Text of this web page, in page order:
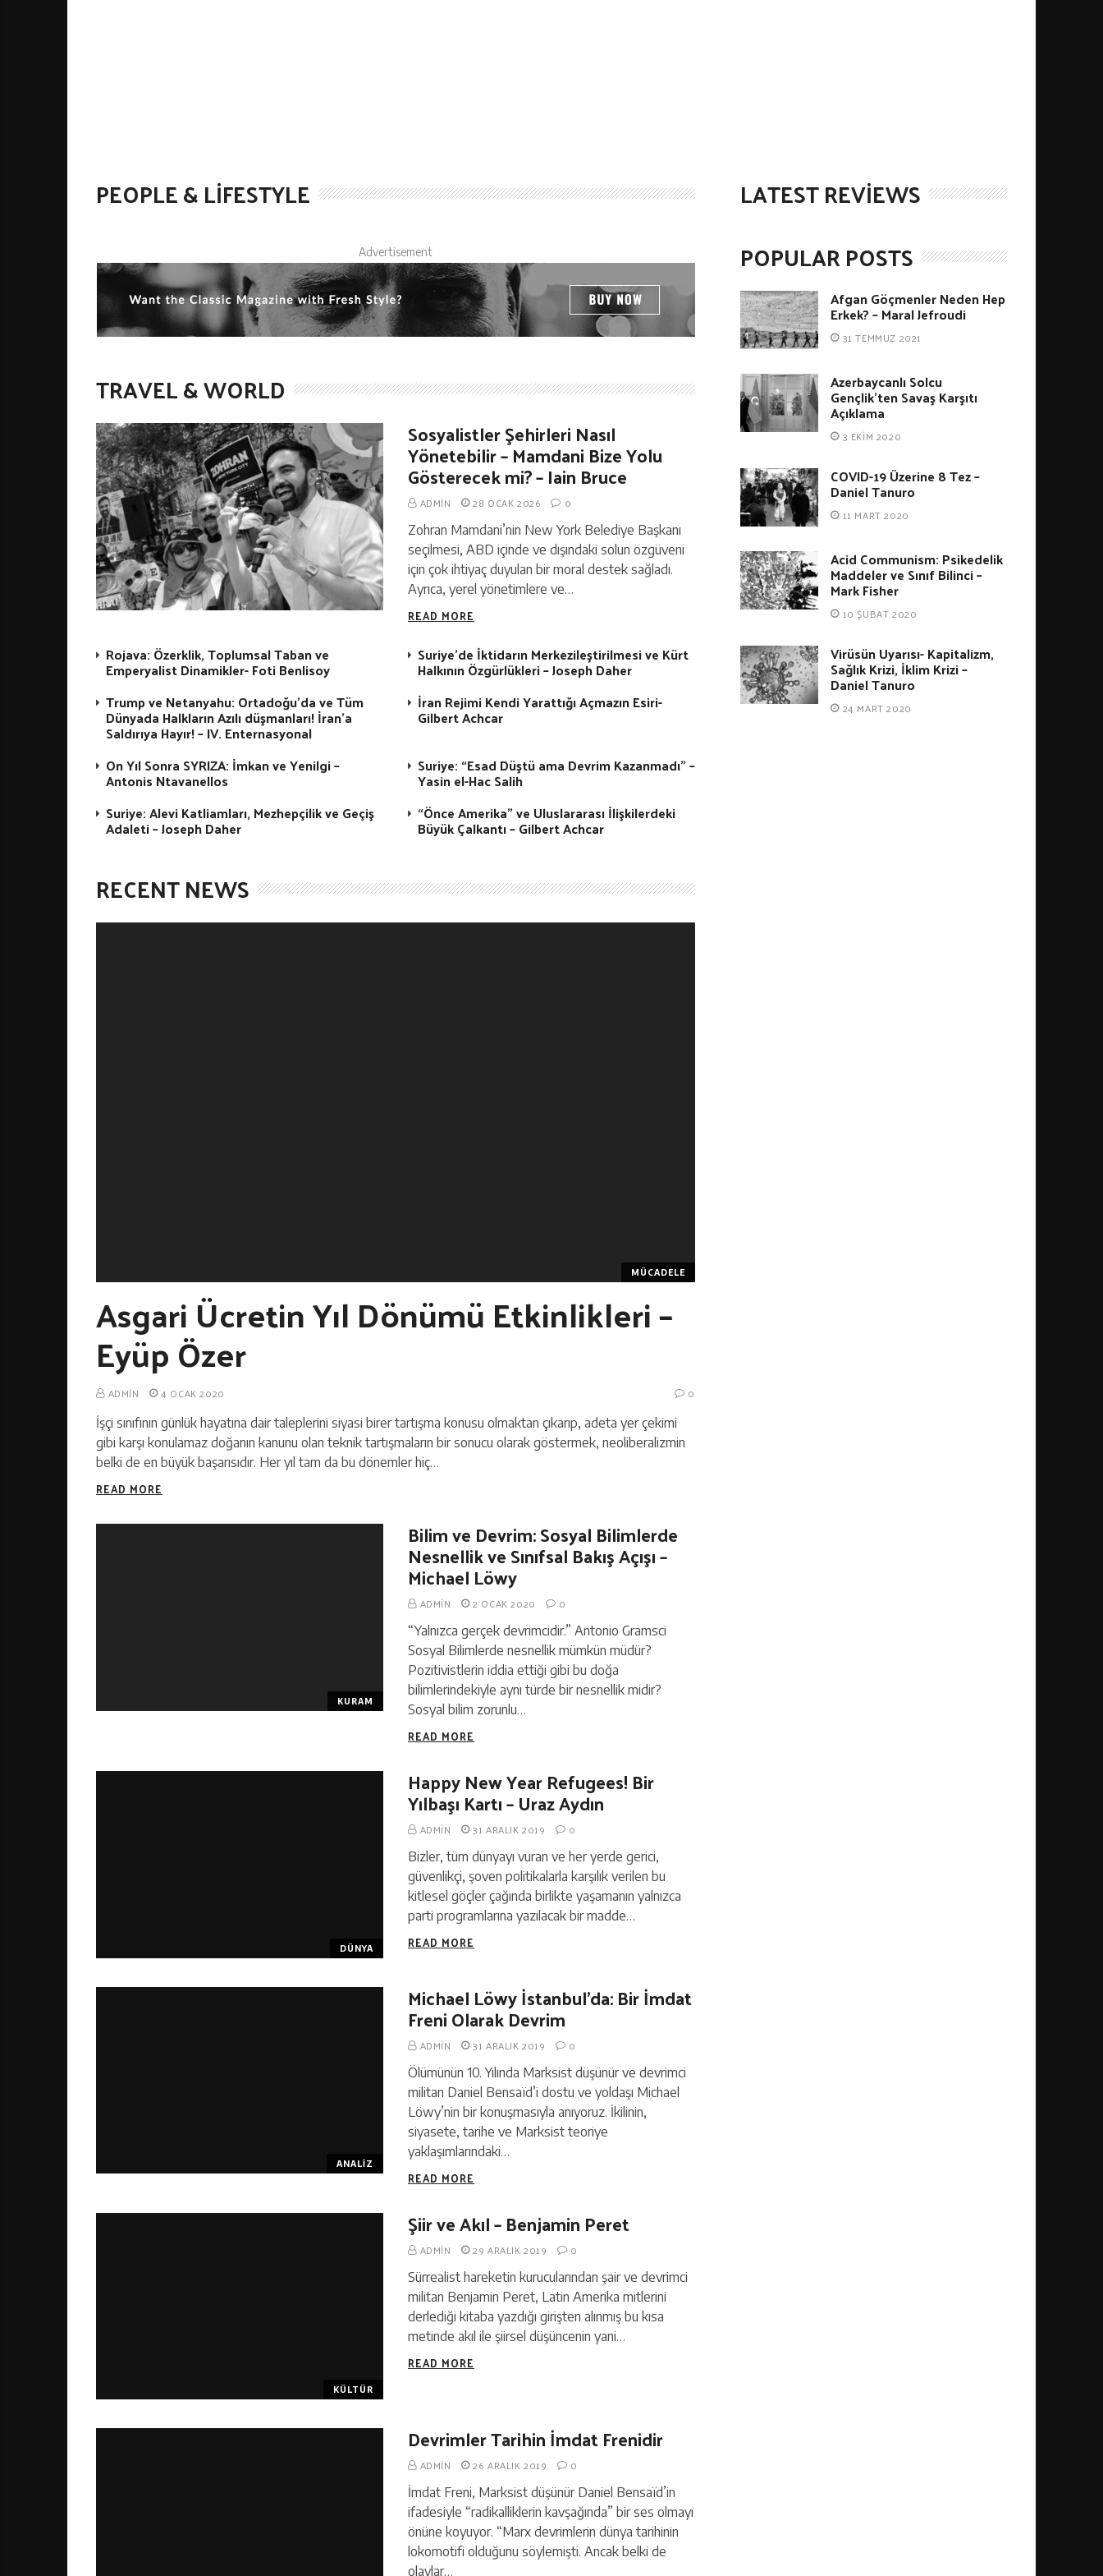
PEOPLE & LIFESTYLE
Advertisement
TRAVEL & WORLD
Sosyalistler Şehirleri Nasıl
Yönetebilir – Mamdani Bize Yolu
Gösterecek mi? – Iain Bruce
ADMIN 28 OCAK 2026 0
Zohran Mamdani’nin New York Belediye Başkanı
seçilmesi, ABD içinde ve dışındaki solun özgüveni
için çok ihtiyaç duyulan bir moral destek sağladı.
Ayrıca, yerel yönetimlere ve…
READ MORE
Rojava: Özerklik, Toplumsal Taban ve
Emperyalist Dinamikler- Foti Benlisoy
Suriye’de İktidarın Merkezileştirilmesi ve Kürt
Halkının Özgürlükleri – Joseph Daher
Trump ve Netanyahu: Ortadoğu’da ve Tüm
Dünyada Halkların Azılı düşmanları! İran’a
Saldırıya Hayır! – IV. Enternasyonal
İran Rejimi Kendi Yarattığı Açmazın Esiri-
Gilbert Achcar
On Yıl Sonra SYRIZA: İmkan ve Yenilgi –
Antonis Ntavanellos
Suriye: “Esad Düştü ama Devrim Kazanmadı” –
Yasin el-Hac Salih
Suriye: Alevi Katliamları, Mezhepçilik ve Geçiş
Adaleti – Joseph Daher
“Önce Amerika” ve Uluslararası İlişkilerdeki
Büyük Çalkantı – Gilbert Achcar
RECENT NEWS
MÜCADELE
Asgari Ücretin Yıl Dönümü Etkinlikleri –
Eyüp Özer
ADMIN 4 OCAK 2020 0
İşçi sınıfının günlük hayatına dair taleplerini siyasi birer tartışma konusu olmaktan çıkarıp, adeta yer çekimi
gibi karşı konulamaz doğanın kanunu olan teknik tartışmaların bir sonucu olarak göstermek, neoliberalizmin
belki de en büyük başarısıdır. Her yıl tam da bu dönemler hiç…
READ MORE
KURAM
Bilim ve Devrim: Sosyal Bilimlerde
Nesnellik ve Sınıfsal Bakış Açışı –
Michael Löwy
ADMIN 2 OCAK 2020 0
“Yalnızca gerçek devrimcidir.” Antonio Gramsci
Sosyal Bilimlerde nesnellik mümkün müdür?
Pozitivistlerin iddia ettiği gibi bu doğa
bilimlerindekiyle aynı türde bir nesnellik midir?
Sosyal bilim zorunlu…
READ MORE
DÜNYA
Happy New Year Refugees! Bir
Yılbaşı Kartı – Uraz Aydın
ADMIN 31 ARALIK 2019 0
Bizler, tüm dünyayı vuran ve her yerde gerici,
güvenlikçi, şoven politikalarla karşılık verilen bu
kitlesel göçler çağında birlikte yaşamanın yalnızca
parti programlarına yazılacak bir madde…
READ MORE
ANALIZ
Michael Löwy İstanbul’da: Bir İmdat
Freni Olarak Devrim
ADMIN 31 ARALIK 2019 0
Ölümünün 10. Yılında Marksist düşünür ve devrimci
militan Daniel Bensaïd’i dostu ve yoldaşı Michael
Löwy’nin bir konuşmasıyla anıyoruz. İkilinin,
siyasete, tarihe ve Marksist teoriye
yaklaşımlarındaki…
READ MORE
KÜLTÜR
Şiir ve Akıl – Benjamin Peret
ADMIN 29 ARALIK 2019 0
Sürrealist hareketin kurucularından şair ve devrimci
militan Benjamin Peret, Latin Amerika mitlerini
derlediği kitaba yazdığı girişten alınmış bu kısa
metinde akıl ile şiirsel düşüncenin yani…
READ MORE
Devrimler Tarihin İmdat Frenidir
ADMIN 26 ARALIK 2019 0
İmdat Freni, Marksist düşünür Daniel Bensaïd’in
ifadesiyle “radikalliklerin kavşağında” bir ses olmayı
önüne koyuyor. “Marx devrimlerin dünya tarihinin
lokomotifi olduğunu söylemişti. Ancak belki de
olaylar…
LATEST REVIEWS
POPULAR POSTS
Afgan Göçmenler Neden Hep
Erkek? – Maral Jefroudi
31 TEMMUZ 2021
Azerbaycanlı Solcu
Gençlik’ten Savaş Karşıtı
Açıklama
3 EKIM 2020
COVID-19 Üzerine 8 Tez –
Daniel Tanuro
11 MART 2020
Acid Communism: Psikedelik
Maddeler ve Sınıf Bilinci –
Mark Fisher
10 ŞUBAT 2020
Virüsün Uyarısı- Kapitalizm,
Sağlık Krizi, İklim Krizi –
Daniel Tanuro
24 MART 2020